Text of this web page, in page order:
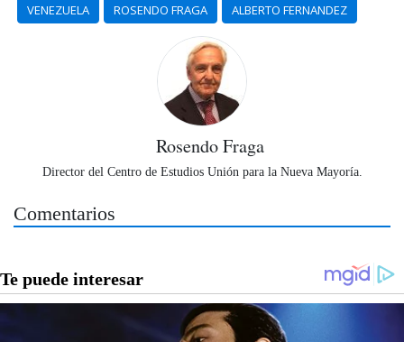
VENEZUELA ROSENDO FRAGA ALBERTO FERNANDEZ
Rosendo Fraga
Director del Centro de Estudios Unión para la Nueva Mayoría.
Comentarios